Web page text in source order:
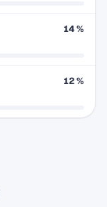
14 %
12 %